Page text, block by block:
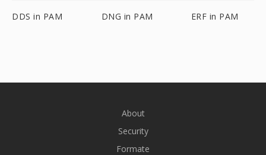
DDS in PAM DNG in PAM ERF in PAM
About
Security
Formate